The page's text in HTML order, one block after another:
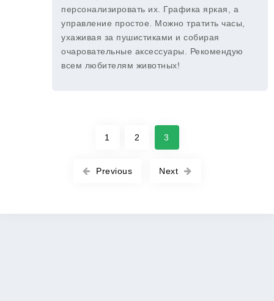
персонализировать их. Графика яркая, а
управление простое. Можно тратить часы,
ухаживая за пушистиками и собирая
очаровательные аксессуары. Рекомендую
всем любителям животных!
Previous
1 2 3
Next